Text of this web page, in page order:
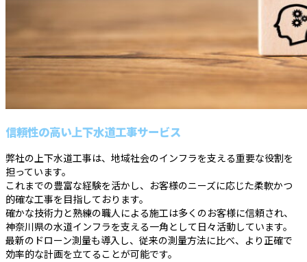
信頼性の高い上下水道工事サービス
弊社の上下水道工事は、地域社会のインフラを支える重要な役割を
担っています。
これまでの豊富な経験を活かし、お客様のニーズに応じた柔軟かつ
的確な工事を目指しております。
確かな技術力と熟練の職人による施工は多くのお客様に信頼され、
神奈川県の水道インフラを支える一角として日々活動しています。
最新のドローン測量も導入し、従来の測量方法に比べ、より正確で
効率的な計画を立てることが可能です。